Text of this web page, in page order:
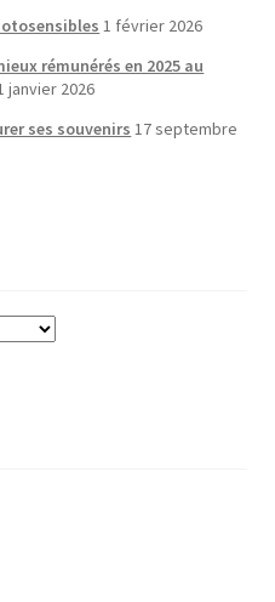
1 février 2026
rémunérés en 2025 au
janvier 2026
ses souvenirs 17 septembre